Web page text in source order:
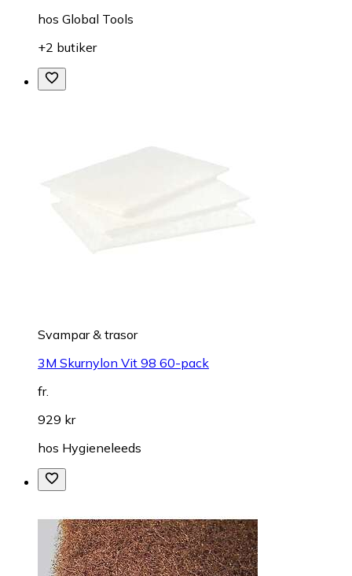
hos Global Tools
+2 butiker
Svampar & trasor
3M Skurnylon Vit 98 60-pack
fr.
929 kr
hos Hygieneleeds